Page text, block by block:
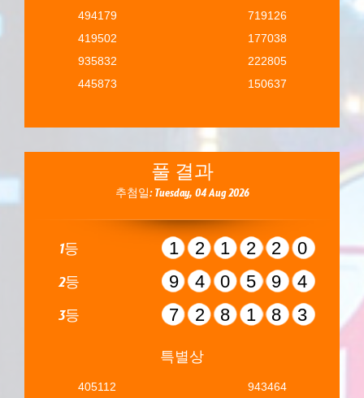
494179
419502
935832
445873
719126
177038
222805
150637
풀 결과
추첨일: Tuesday, 04 Aug 2026
1등 121220
2등 940594
3등 728183
특별상
405112
943464